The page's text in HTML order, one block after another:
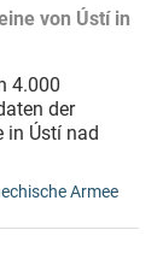
von Ústí in
4.000
der
in Ústí nad
Armee